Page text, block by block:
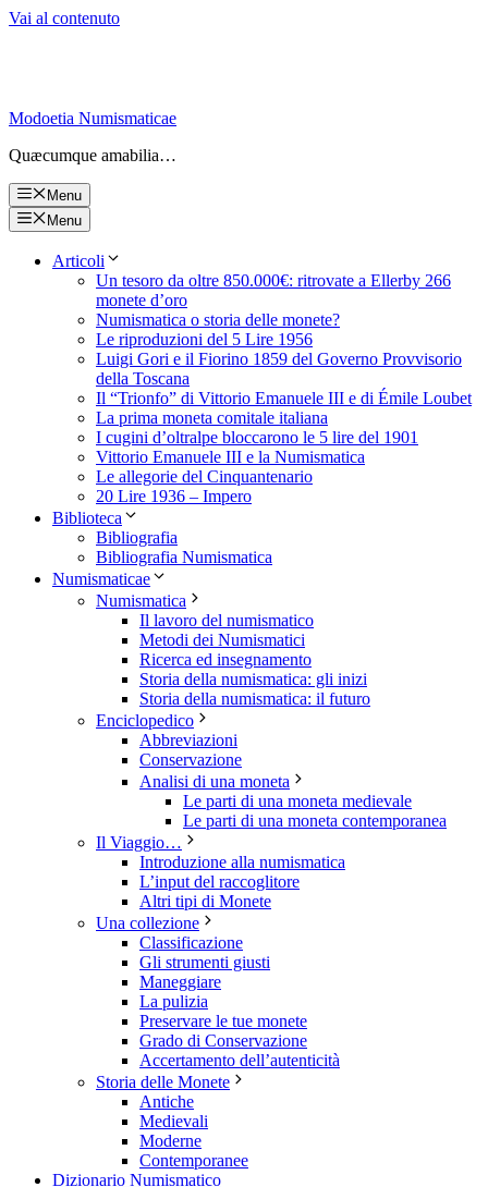
Vai al contenuto
Modoetia Numismaticae
Quæcumque amabilia…
Menu
Menu
Articoli
Un tesoro da oltre 850.000€: ritrovate a Ellerby 266
monete d’oro
Numismatica o storia delle monete?
Le riproduzioni del 5 Lire 1956
Luigi Gori e il Fiorino 1859 del Governo Provvisorio
della Toscana
Il “Trionfo” di Vittorio Emanuele III e di Émile Loubet
La prima moneta comitale italiana
I cugini d’oltralpe bloccarono le 5 lire del 1901
Vittorio Emanuele III e la Numismatica
Le allegorie del Cinquantenario
20 Lire 1936 – Impero
Biblioteca
Bibliografia
Bibliografia Numismatica
Numismaticae
Numismatica
Il lavoro del numismatico
Metodi dei Numismatici
Ricerca ed insegnamento
Storia della numismatica: gli inizi
Storia della numismatica: il futuro
Enciclopedico
Abbreviazioni
Conservazione
Analisi di una moneta
Le parti di una moneta medievale
Le parti di una moneta contemporanea
Il Viaggio…
Introduzione alla numismatica
L’input del raccoglitore
Altri tipi di Monete
Una collezione
Classificazione
Gli strumenti giusti
Maneggiare
La pulizia
Preservare le tue monete
Grado di Conservazione
Accertamento dell’autenticità
Storia delle Monete
Antiche
Medievali
Moderne
Contemporanee
Dizionario Numismatico